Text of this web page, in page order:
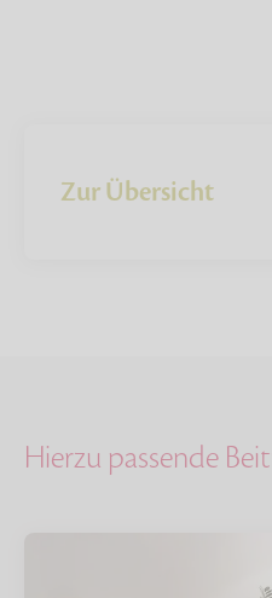
Zur Übersicht
Hierzu passende